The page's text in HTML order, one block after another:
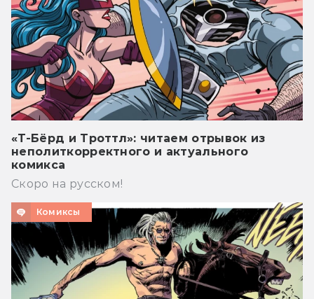
«Т-Бёрд и Троттл»: читаем отрывок из
неполиткорректного и актуального
комикса
Скоро на русском!
Комиксы